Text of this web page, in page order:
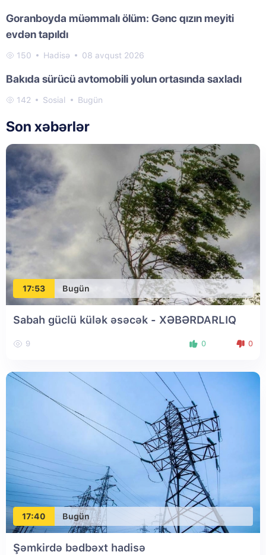
Goranboyda müəmmalı ölüm: Gənc qızın meyiti
evdən tapıldı
150 Hadisə 08 avqust 2026
Bakıda sürücü avtomobili yolun ortasında saxladı
142 Sosial Bugün
Son xəbərlər
17:53 Bugün
Sabah güclü külək əsəcək - XƏBƏRDARLIQ
9 0 0
17:40 Bugün
Şəmkirdə bədbəxt hadisə